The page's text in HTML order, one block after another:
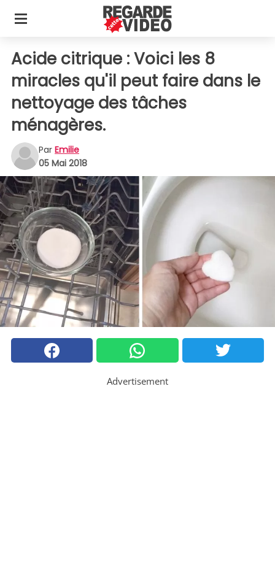
Acide citrique : Voici les 8
miracles qu'il peut faire dans le
nettoyage des tâches
ménagères.
Par Emilie
05 Mai 2018
Advertisement